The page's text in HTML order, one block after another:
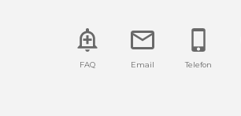
FAQ Email Telefon